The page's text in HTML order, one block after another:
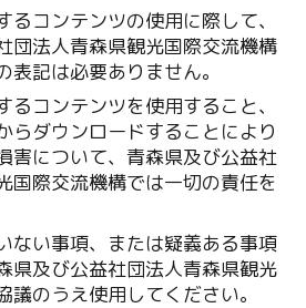
るコンテンツの使用に際して、
団法人青森県観光国際交流機構
表記は必要ありません。
るコンテンツを使用すること、
らダウンロードすることにより
害について、青森県及び公益社
国際交流機構では一切の責任を
ない事項、または疑義ある事項
県及び公益社団法人青森県観光
議のうえ使用してください。